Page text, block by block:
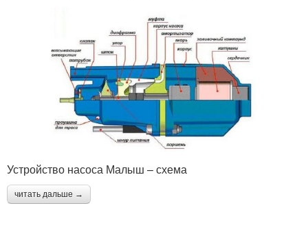
Устройство насоса Малыш – схема
читать дальше →